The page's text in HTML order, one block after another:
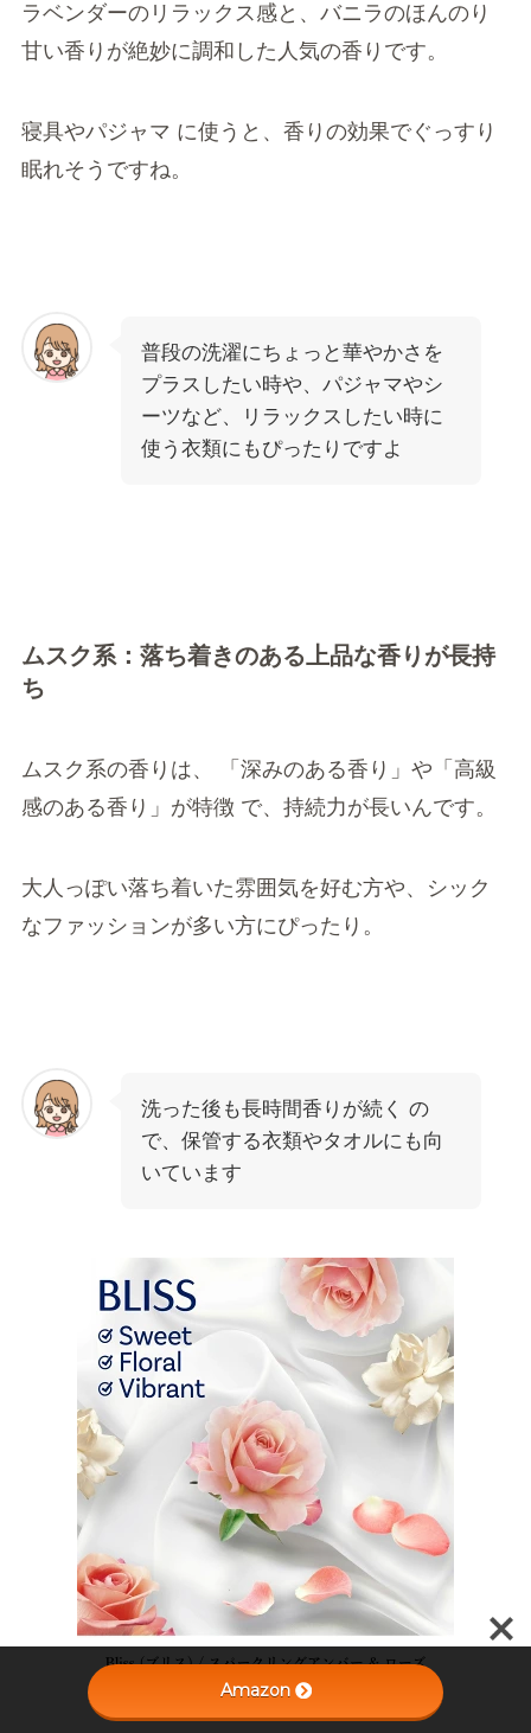
ラベンダーのリラックス感と、バニラのほんのり
甘い香りが絶妙に調和した人気の香りです。
寝具やパジャマ に使うと、香りの効果でぐっすり
眠れそうですね。
普段の洗濯にちょっと華やかさを
プラスしたい時や、パジャマやシ
ーツなど、リラックスしたい時に
使う衣類にもぴったりですよ
ムスク系：落ち着きのある上品な香りが長持
ち
ムスク系の香りは、 「深みのある香り」や「高級
感のある香り」が特徴 で、持続力が長いんです。
大人っぽい落ち着いた雰囲気を好む方や、シック
なファッションが多い方にぴったり。
洗った後も長時間香りが続く の
で、保管する衣類やタオルにも向
いています
Amazon